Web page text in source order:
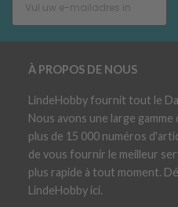
À PROPOS DE NOUS
LindeHobby fournit tout le
Nous avons une large
plus de 15 000 numéros
de vous fournir le meilleur
plus rapide à tout moment.
LindeHobby ici.